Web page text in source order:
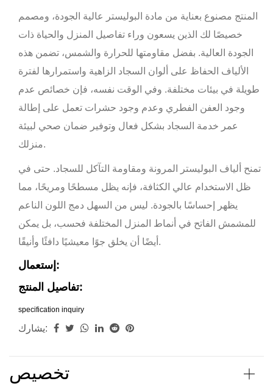
المنتج مصنوع بعناية من مادة البوليستر عالية الجودة، ومصمم
خصيصًا لك الذين يسعون وراء تفاصيل المنزل والحياة ذات
الجودة العالية. بفضل مقاومتها للحرارة والشمس، تضمن هذه
الألياف الحفاظ على ألوان السجاد الزاهية واستمرارها لفترة
طويلة في بيئات مختلفة. وفي الوقت نفسه، فإن خصائص عدم
وجود العفن الفطري وعدم وجود حشرات تعمل على إطالة
عمر خدمة السجاد بشكل فعال وتوفير ضمان صحي لبيئة
منزلك.
تمنح ألياف البوليستر المرونة ومقاومة التآكل للسجاد. حتى في
ظل الاستخدام عالي الكثافة، فإنه يظل مسطحًا ومريحًا، مما
يظهر إحساسًا بالجودة. ليس من السهل دمج اللون الناعم
للمشمش الفاتح في أنماط المنزل المختلفة فحسب، بل يمكن
أيضًا أن يخلق جوًا معيشيًا دافئًا وأنيقًا.
إستعمال:
تفاصيل المنتج:
specification inquiry
يشارك:
تخصيص